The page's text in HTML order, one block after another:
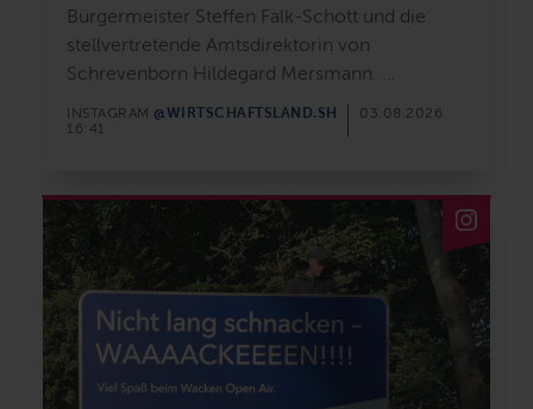
Bürgermeister Steffen Falk-Schott und die
stellvertretende Amtsdirektorin von
Schrevenborn Hildegard Mersmann.
INSTAGRAM @WIRTSCHAFTSLAND.SH
03.08.2026
16:41